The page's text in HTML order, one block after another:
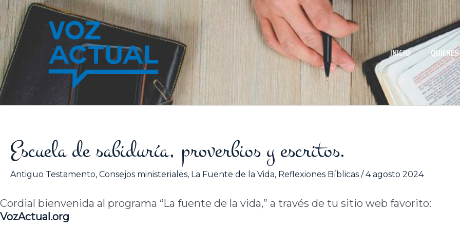
contenido
INICIO
Escuela de sabiduría, proverbios y escritos.
Antiguo Testamento, Consejos ministeriales, La Fuente de la Vida, Reflexiones Bíblicas /4 agosto 2024
Cordial bienvenida al programa “La fuente de la vida,” a través de tu sitio web favorito:
VozActual.org